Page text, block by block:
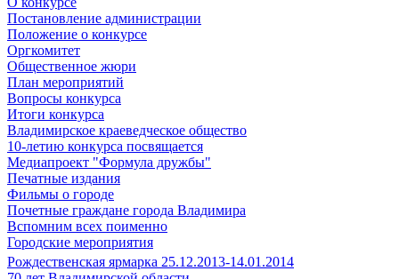
Постановление администрации
Положение о конкурсе
Оргкомитет
Общественное жюри
План мероприятий
Вопросы конкурса
Итоги конкурса
Владимирское краеведческое общество
10-летию конкурса посвящается
Медиапроект "Формула дружбы"
Печатные издания
Фильмы о городе
Почетные граждане города Владимира
Вспомним всех поименно
Городские мероприятия
Рождественская ярмарка 25.12.2013-14.01.2014